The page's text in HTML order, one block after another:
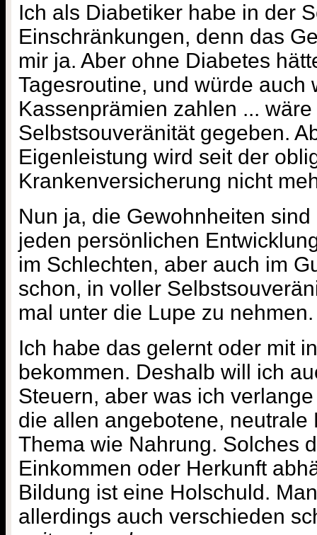
Ich als Diabetiker habe in der
Einschränkungen, denn das
mir ja. Aber ohne Diabetes
Tagesroutine, und würde auch
Kassenprämien zahlen ...
Selbstsouveränität gegeben.
Eigenleistung wird seit der
Krankenversicherung nicht
Nun ja, die Gewohnheiten
jeden persönlichen
im Schlechten, aber auch im
schon, in voller
mal unter die Lupe zu nehmen.
Ich habe das gelernt oder mit
bekommen. Deshalb will ich
Steuern, aber was ich
die allen angebotene, neutrale
Thema wie Nahrung. Solches
Einkommen oder Herkunft
Bildung ist eine Holschuld.
allerdings auch verschieden